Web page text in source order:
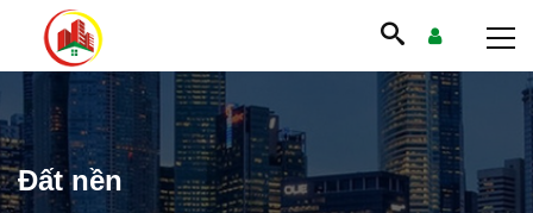
Đất nền